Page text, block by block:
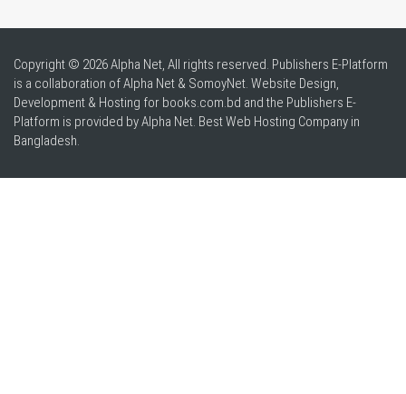
Copyright © 2026 Alpha Net, All rights reserved. Publishers E-Platform
is a collaboration of Alpha Net & SomoyNet. Website Design,
Development & Hosting for books.com.bd and the Publishers E-
Platform is provided by Alpha Net. BestWeb Hosting Company in
Bangladesh.